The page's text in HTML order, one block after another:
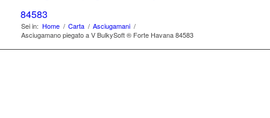
84583
Sei in: Home / Carta / Asciugamani /
Asciugamano piegato a V BulkySoft ® Forte Havana 84583